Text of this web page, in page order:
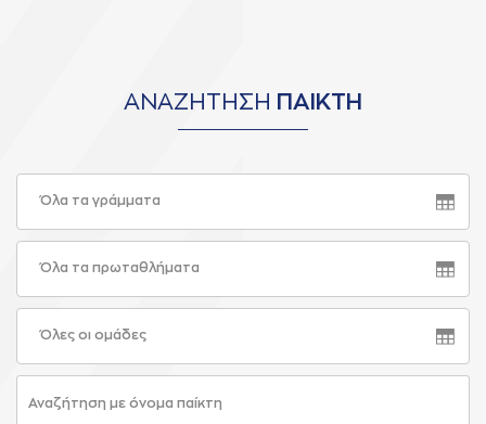
ΑΝΑΖΗΤΗΣΗ ΠΑΙΚΤΗ
Όλα τα γράμματα
Όλα τα πρωταθλήματα
Όλες οι ομάδες